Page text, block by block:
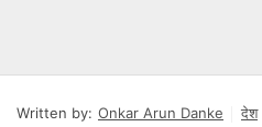
Written by: Onkar Arun Danke देश